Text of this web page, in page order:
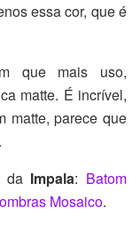
essa cor, que é
que mais uso,
matte. É incrível,
matte, parece que
da Impala: Batom
Mosaico.